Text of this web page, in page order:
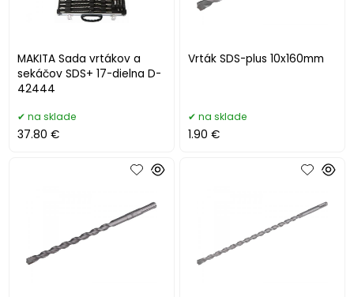
MAKITA Sada vrtákov a
sekáčov SDS+ 17-dielna D-
42444
na sklade
37.80 €
Vrták SDS-plus 10x160mm
na sklade
1.90 €